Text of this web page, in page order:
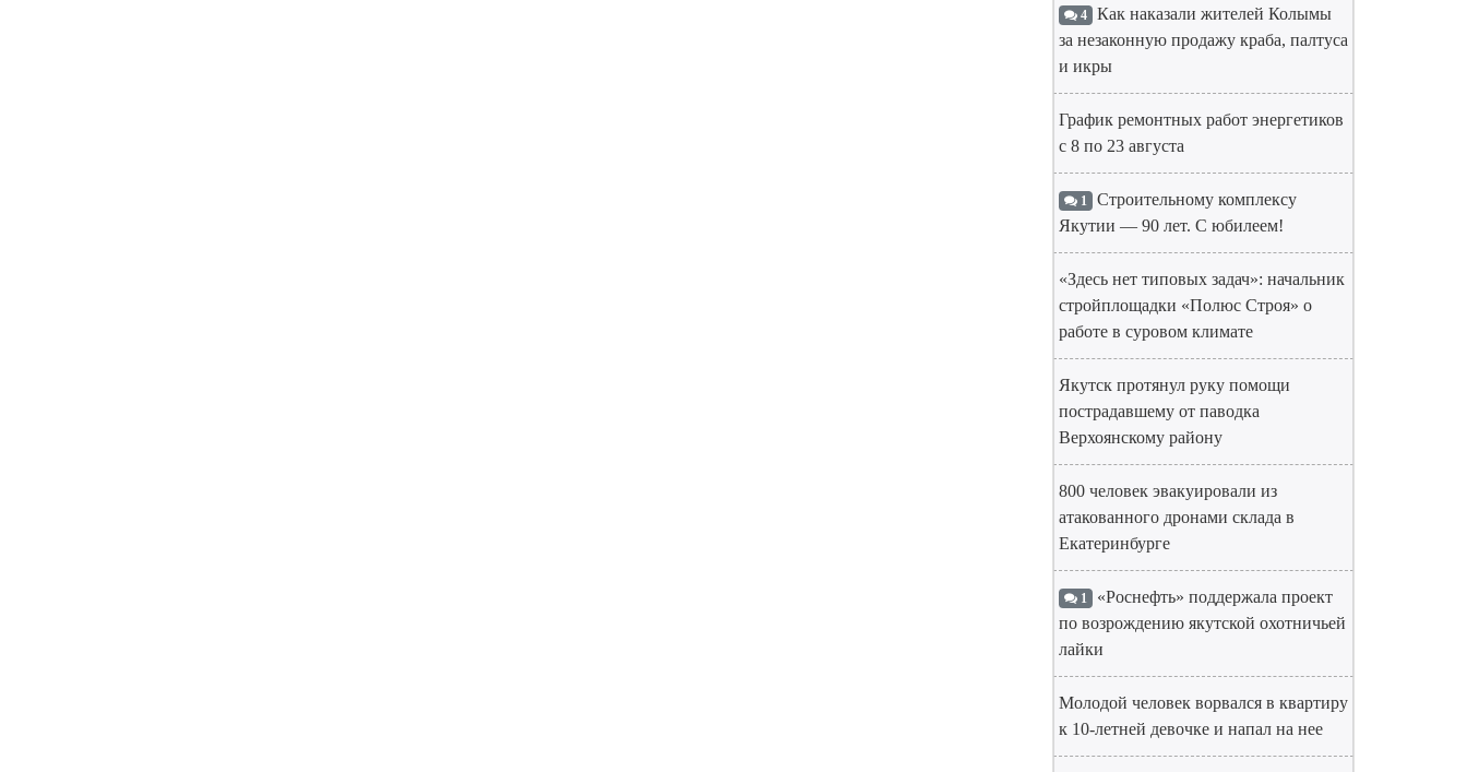
4 Как наказали жителей Колымы
за незаконную продажу краба, палтуса
и икры
График ремонтных работ энергетиков
с 8 по 23 августа
1 Строительному комплексу
Якутии — 90 лет. С юбилеем!
«Здесь нет типовых задач»: начальник
стройплощадки «Полюс Строя» о
работе в суровом климате
Якутск протянул руку помощи
пострадавшему от паводка
Верхоянскому району
800 человек эвакуировали из
атакованного дронами склада в
Екатеринбурге
1 «Роснефть» поддержала проект
по возрождению якутской охотничьей
лайки
Молодой человек ворвался в квартиру
к 10-летней девочке и напал на нее